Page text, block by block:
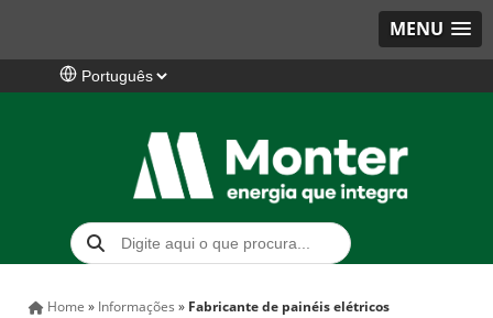
MENU
Home » Informações » Fabricante de painéis elétricos